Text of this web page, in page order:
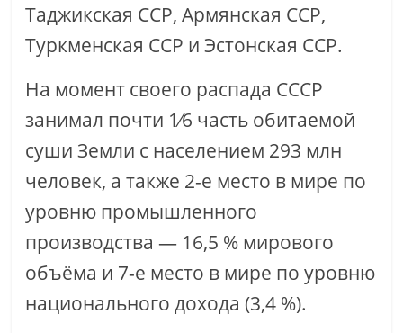
Таджикская ССР, Армянская ССР,
Туркменская ССР и Эстонская ССР.
На момент своего распада СССР
занимал почти 1⁄6 часть обитаемой
суши Земли с населением 293 млн
человек, а также 2-е место в мире по
уровню промышленного
производства — 16,5 % мирового
объёма и 7-е место в мире по уровню
национального дохода (3,4 %).